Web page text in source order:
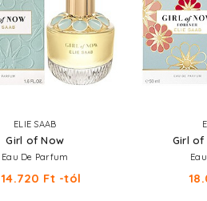
ELIE SAAB
Girl of Now
Eau De Parfum
14.720 Ft -tól
Girl of